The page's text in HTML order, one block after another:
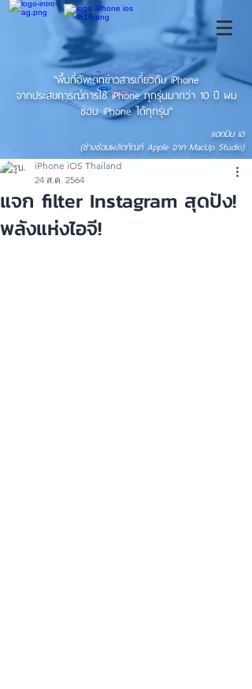
"พื้นที่อัพเดทข่าวสารเกี่ยวกับ iPhone
จากประสบการณ์การใช้ iPhone ทุกรุ่นมากว่า 10 ปี ผม
ซ่อม iPhone ได้ทุกรุ่น"
แอดมิน เอ
(ช่างซ่อมผลิตภัณฑ์ Apple จาก MacUp Studio)
แจก filter Instagram สุดปัง!
พลังแห่งไอจี!
iPhone iOS Thailand
24 ส.ค. 2564